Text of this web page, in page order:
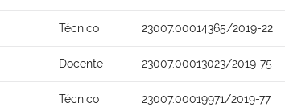
Técnico 23007.00014365/2019-22
Docente 23007.00013023/2019-75
Técnico 23007.00019971/2019-77